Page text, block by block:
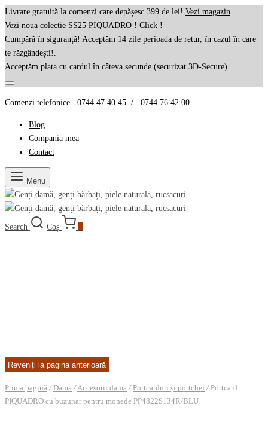
Livrare gratuită la comenzi care depășesc 399 de lei! Vezi magazin
Vezi noua colectie SS25 PIQUADRO ! Click !
Cumpără în siguranță! Acceptăm 14 zile perioada de retur, în cazul în care
te răzgândești!.
Acceptăm plata cu cardul în câteva secunde (securizat 3D-Secure).
Comenzi telefonice 0744 47 40 45 / 0744 76 42 00
Blog
Compania mea
Contact
Menu
Search Coș
Prima pagină / Dama /Accesorii dama / Portcarduri și portchei /Portcard
PIQUADRO cu buzunar pentru monede PP4822S134R/BLU